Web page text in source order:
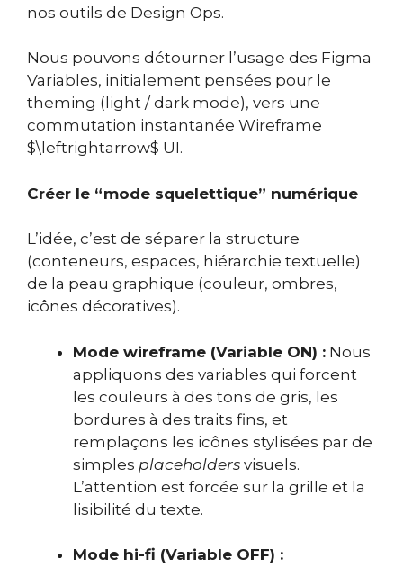
nos outils de Design Ops.
Nous pouvons détourner l’usage des Figma
Variables, initialement pensées pour le
theming (light / dark mode), vers une
commutation instantanée Wireframe
$\leftrightarrow$ UI.
Créer le “mode squelettique” numérique
L’idée, c’est de séparer la structure
(conteneurs, espaces, hiérarchie textuelle)
de la peau graphique (couleur, ombres,
icônes décoratives).
Mode wireframe (Variable ON) : Nous
appliquons des variables qui forcent
les couleurs à des tons de gris, les
bordures à des traits fins, et
remplaçons les icônes stylisées par de
simples placeholders visuels.
L’attention est forcée sur la grille et la
lisibilité du texte.
Mode hi-fi (Variable OFF) :